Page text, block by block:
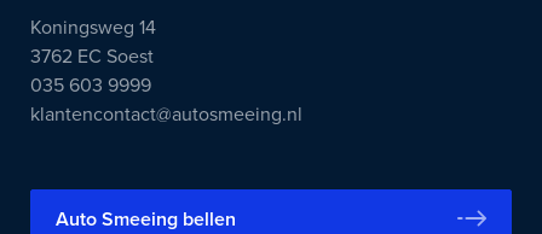
Koningsweg 14
3762 EC Soest
035 603 9999
klantencontact@autosmeeing.nl
Auto Smeeing bellen